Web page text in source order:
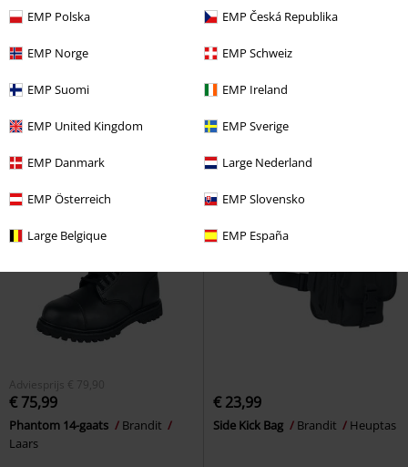
EMP Polska EMP Česká Republika
EMP Norge EMP Schweiz
EMP Suomi EMP Ireland
EMP United Kingdom EMP Sverige
EMP Danmark Large Nederland
EMP Österreich EMP Slovensko
Large Belgique EMP España
Exclusief Afdruk
€ 302,99
jas
%
€ 183,99
Martens
Laars
Adviesprijs € 79,90
€ 75,99
Phantom 14-gaats
Brandit
Laars
€ 23,99
Side Kick Bag Brandit Heuptas